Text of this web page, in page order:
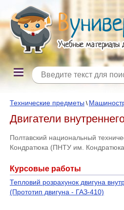
Технические предметы \
Двигатели
Полтавский национальный
Кондратюка (ПНТУ им.
Курсовые работы
Тепловий розрахунок двигуна
(Прототип двигуна - ГАЗ-410)